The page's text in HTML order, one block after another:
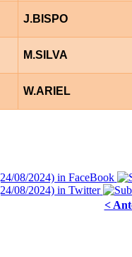
J.BISPO
M.SILVA
W.ARIEL
<